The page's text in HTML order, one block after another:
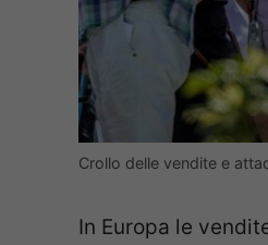
Crollo delle vendite e
In Europa le